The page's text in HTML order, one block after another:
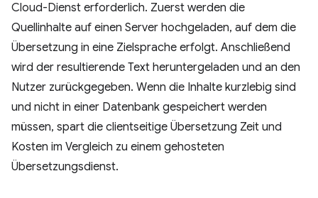
Cloud-Dienst erforderlich. Zuerst werden die
Quellinhalte auf einen Server hochgeladen, auf dem die
Übersetzung in eine Zielsprache erfolgt. Anschließend
wird der resultierende Text heruntergeladen und an den
Nutzer zurückgegeben. Wenn die Inhalte kurzlebig sind
und nicht in einer Datenbank gespeichert werden
müssen, spart die clientseitige Übersetzung Zeit und
Kosten im Vergleich zu einem gehosteten
Übersetzungsdienst.